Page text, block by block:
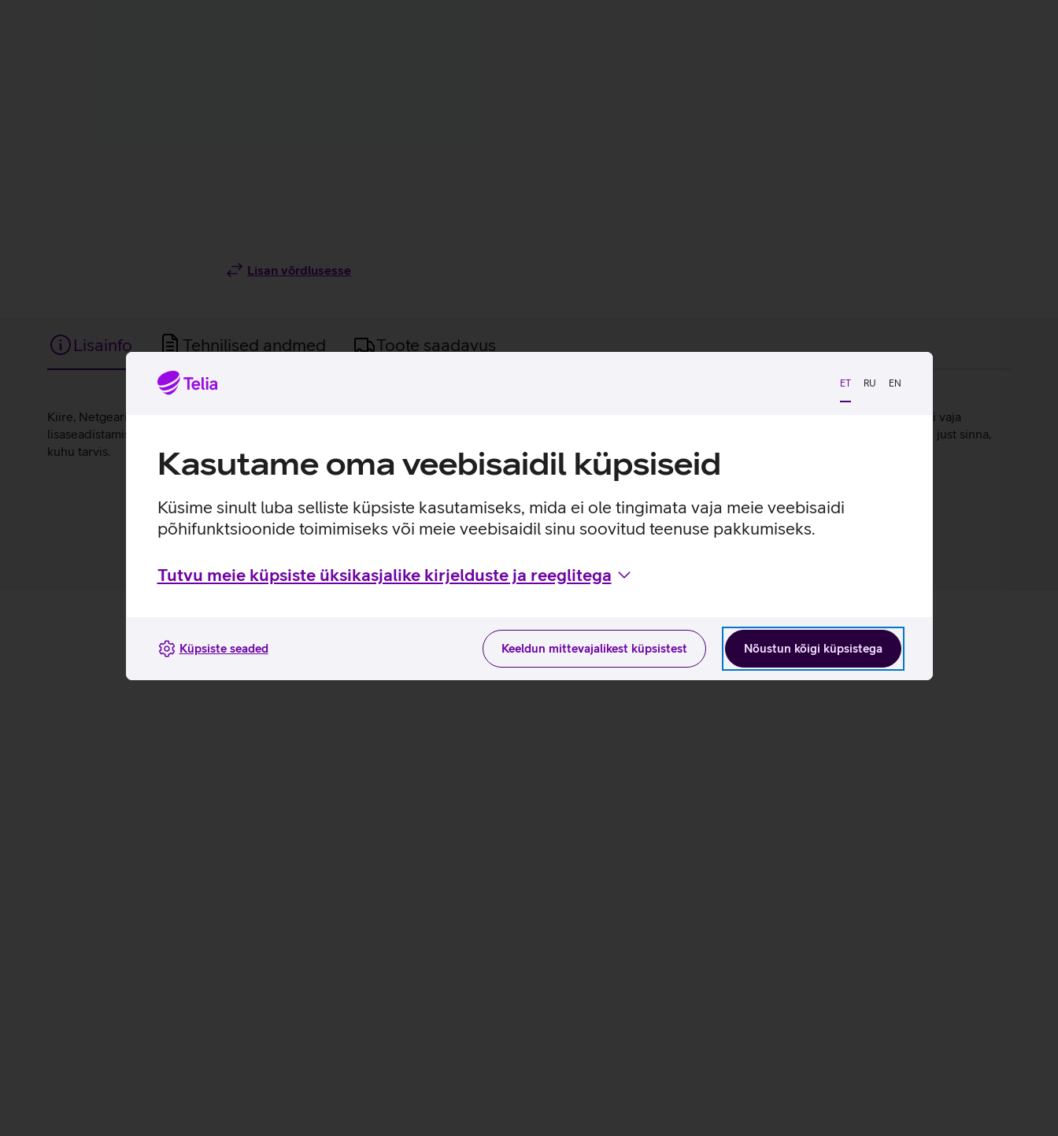
ET RU EN
Kasutame oma veebisaidil küpsiseid
Küsime sinult luba selliste küpsiste kasutamiseks, mida ei ole tingimata vaja meie veebisaidi
põhifunktsioonide toimimiseks või meie veebisaidil sinu soovitud teenuse pakkumiseks.
Tutvu meie küpsiste üksikasjalike kirjelduste ja reeglitega
Nõustun kõigi küpsistega
Keeldun mittevajalikest küpsistest
Küpsiste seaded
Lisan võrdlusesse
Lisainfo Tehnilised andmed Toote saadavus
Lisainfo
Kiire, Netgeari tuntud kvaliteedi ja stiilse disainiga valge 5-pordine Gigabit switch. Väike, kerge, vaikne ja töökindel. Sobib kasutamiseks nii kodus kui kontoris. Ei vaja
lisaseadistamist, pordid tunnistavad nii pööratud kui pööramata otsaga võrgukaablit ja jagavad kiirust ühtlaselt. Seinakinnitused võimaldavad paigaldada switchi just sinna,
kuhu tarvis.